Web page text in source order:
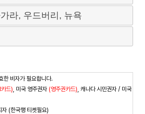
라, 우드버리, 뉴욕
한 비자가 필요합니다.
드) , 미국 영주권자 (영주권카드) , 캐나다 시민권자 / 미국
(한국행 티켓필요)